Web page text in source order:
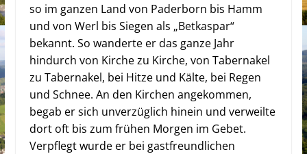
so im ganzen Land von Paderborn bis Hamm
und von Werl bis Siegen als „Betkaspar“
bekannt. So wanderte er das ganze Jahr
hindurch von Kirche zu Kirche, von Tabernakel
zu Tabernakel, bei Hitze und Kälte, bei Regen
und Schnee. An den Kirchen angekommen,
begab er sich unverzüglich hinein und verweilte
dort oft bis zum frühen Morgen im Gebet.
Verpflegt wurde er bei gastfreundlichen